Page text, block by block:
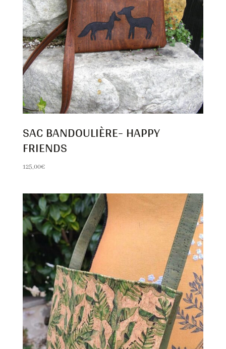
SAC BANDOULIÈRE- HAPPY
FRIENDS
125,00€